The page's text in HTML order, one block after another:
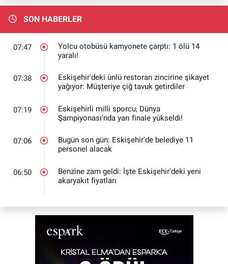
SON HABERLER
07:47
Yolcu otobüsü kamyonete çarptı: 1 ölü 14
yaralı!
07:38
Eskişehir'deki ünlü restoran zincirine şikayet
yağıyor: Müşteriye çiğ tavuk getirdiler
07:19
Eskişehirli milli sporcu, Dünya
Şampiyonası'nda yarı finale yükseldi!
07:06
Bugün son gün: Eskişehir'de belediye 11
personel alacak
06:50
Benzine zam geldi: İşte Eskişehir'deki yeni
akaryakıt fiyatları